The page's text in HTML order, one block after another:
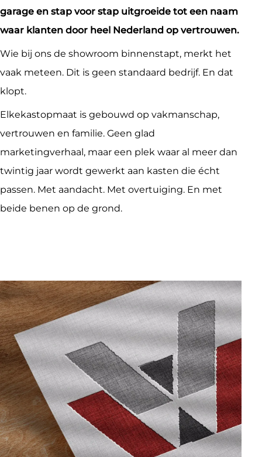
garage en stap voor stap uitgroeide tot een naam
waar klanten door heel Nederland op vertrouwen.
Wie bij ons de showroom binnenstapt, merkt het
vaak meteen. Dit is geen standaard bedrijf. En dat
klopt.
Elkekastopmaat is gebouwd op vakmanschap,
vertrouwen en familie. Geen glad
marketingverhaal, maar een plek waar al meer dan
twintig jaar wordt gewerkt aan kasten die écht
passen. Met aandacht. Met overtuiging. En met
beide benen op de grond.